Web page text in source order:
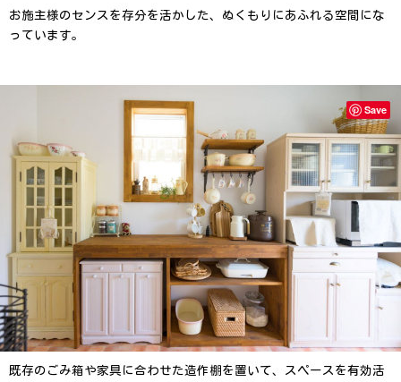
お施主様のセンスを存分を活かした、ぬくもりにあふれる空間にな
っています。
既存のごみ箱や家具に合わせた造作棚を置いて、スペースを有効活
Save